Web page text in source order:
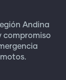
Andina
compromiso